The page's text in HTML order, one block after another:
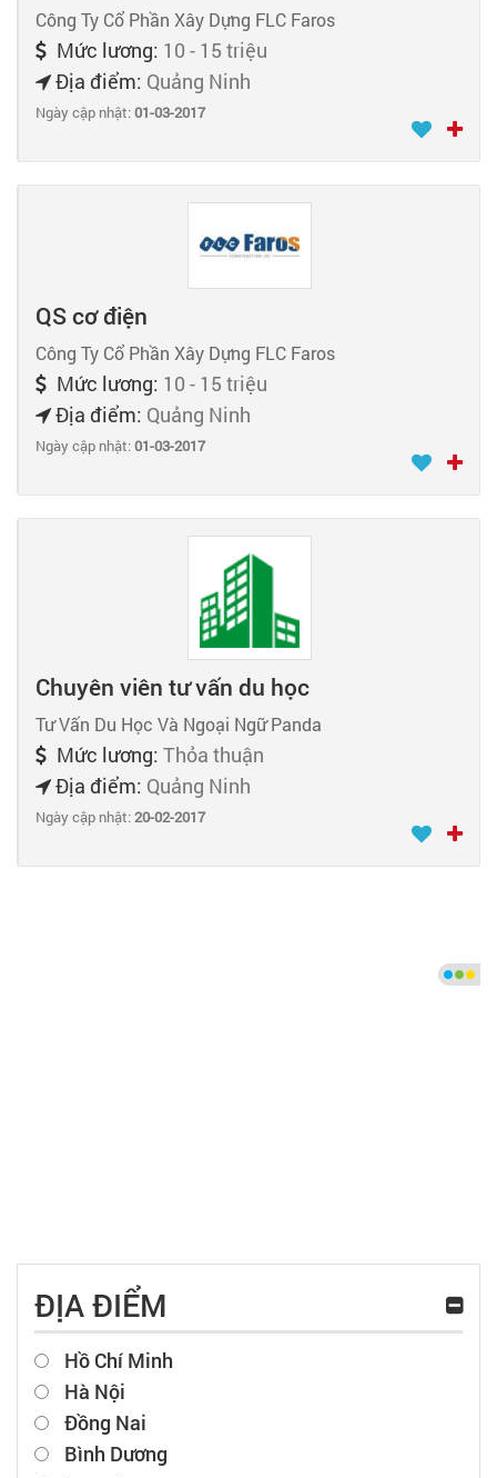
Công Ty Cổ Phần Xây Dựng FLC Faros
Mức lương: 10 - 15 triệu
Địa điểm: Quảng Ninh
Ngày cập nhật:01-03-2017
QS cơ điện
Công Ty Cổ Phần Xây Dựng FLC Faros
Mức lương: 10 - 15 triệu
Địa điểm: Quảng Ninh
Ngày cập nhật:01-03-2017
Chuyên viên tư vấn du học
Tư Vấn Du Học Và Ngoại Ngữ Panda
Mức lương: Thỏa thuận
Địa điểm: Quảng Ninh
Ngày cập nhật:20-02-2017
ĐỊA ĐIỂM
Hồ Chí Minh
Hà Nội
Đồng Nai
Bình Dương